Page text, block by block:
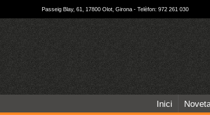
Passeig Blay, 61, 17800 Olot, Girona - Telèfon: 972 261 030
Inici